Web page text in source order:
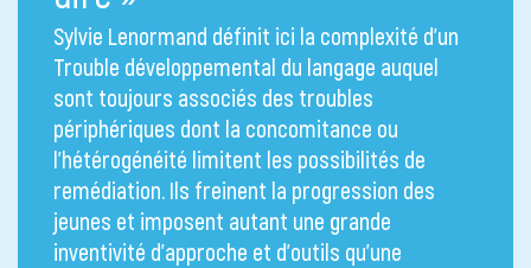
Sylvie Lenormand définit ici la complexité d’un
Trouble développemental du langage auquel
sont toujours associés des troubles
périphériques dont la concomitance ou
l’hétérogénéité limitent les possibilités de
remédiation. Ils freinent la progression des
jeunes et imposent autant une grande
inventivité d’approche et d’outils qu’une